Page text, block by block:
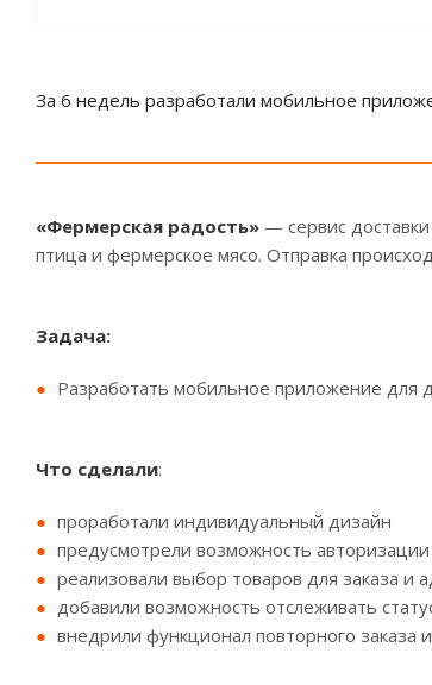
За 6 недель разработали мобильное
«Фермерская радость» — сервис
птица и фермерское мясо. Отправка
Задача:
Разработать мобильное приложение для
Что сделали:
проработали индивидуальный дизайн
предусмотрели возможность
реализовали выбор товаров для заказа и
добавили возможность отслеживать
внедрили функционал повторного